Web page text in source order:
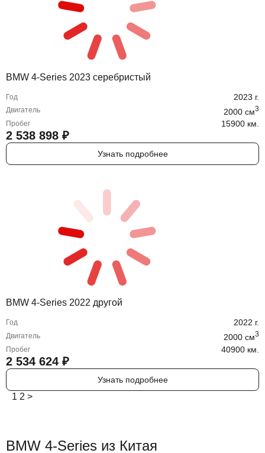
BMW 4-Series 2023 серебристый
Год 2023 г.
Двигатель 2000 cм3
Пробег 15900 км.
2 538 898 ₽
Узнать подробнее
BMW 4-Series 2022 другой
Год 2022 г.
Двигатель 2000 cм3
Пробег 40900 км.
2 534 624 ₽
Узнать подробнее
1 2 >
BMW 4-Series из Китая